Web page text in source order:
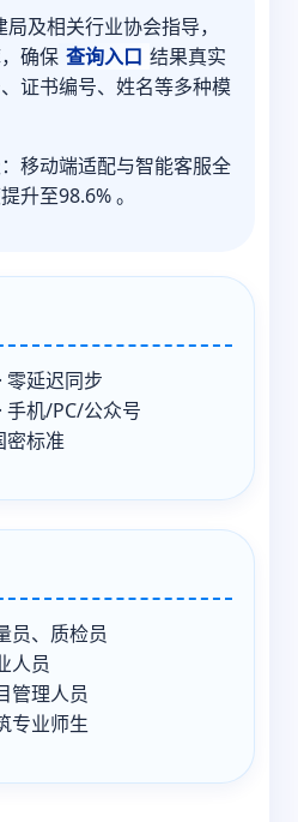
及相关行业协会指导，
确保 查询入口 结果真实
证书编号、姓名等多种模
移动端适配与智能客服全
升至98.6% 。
零延迟同步
手机/PC/公众号
密标准
员、质检员
人员
管理人员
专业师生